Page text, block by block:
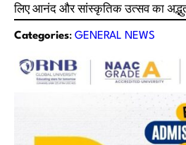
लिए आनंद और सांस्कृतिक उत्सव का
Categories: GENERAL NEWS